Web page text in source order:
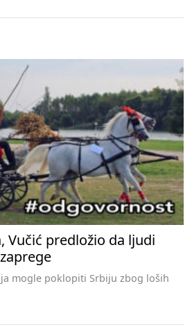
Vučić predložio da ljudi
mogle poklopiti Srbiju zbog loših